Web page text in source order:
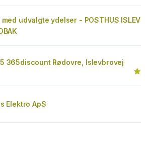
udvalgte ydelser - POSTHUS ISLEV
365discount Rødovre, Islevbrovej
Elektro ApS